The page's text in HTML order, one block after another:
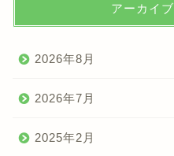
アーカイブ
2026年8月
2026年7月
2025年2月